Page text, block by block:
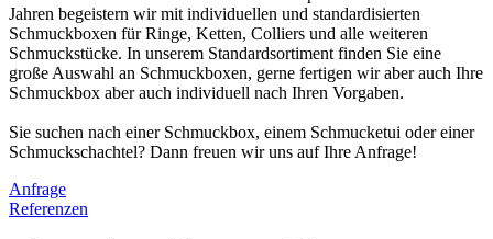
Jahren begeistern wir mit individuellen und standardisierten
Schmuckboxen für Ringe, Ketten, Colliers und alle weiteren
Schmuckstücke. In unserem Standardsortiment finden Sie eine
große Auswahl an Schmuckboxen, gerne fertigen wir aber auch Ihre
Schmuckbox aber auch individuell nach Ihren Vorgaben.
Sie suchen nach einer Schmuckbox, einem Schmucketui oder einer
Schmuckschachtel? Dann freuen wir uns auf Ihre Anfrage!
Anfrage
Referenzen